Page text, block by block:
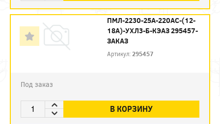
ПМЛ-2230-25А-220AC-(12-
18А)-УХЛ3-Б-КЭАЗ 295457-
ЗАКАЗ
Артикул: 295457
Под заказ
В КОРЗИНУ